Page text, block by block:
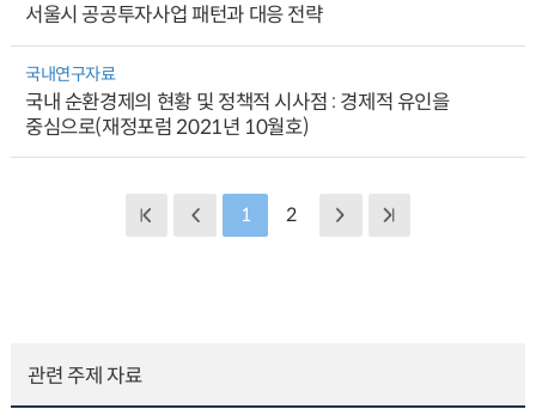
서울시 공공투자사업 패턴과 대응 전략
국내연구자료
국내 순환경제의 현황 및 정책적 시사점 : 경제적 유인을
중심으로(재정포럼 2021년 10월호)
1 2
관련 주제 자료